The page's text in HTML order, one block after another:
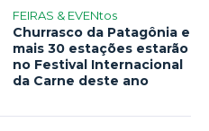
FEIRAS & EVENtos
Churrasco da Patagônia e
mais 30 estações estarão
no Festival Internacional
da Carne deste ano